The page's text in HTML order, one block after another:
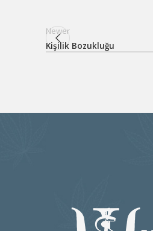
Newer
Kişilik Bozukluğu